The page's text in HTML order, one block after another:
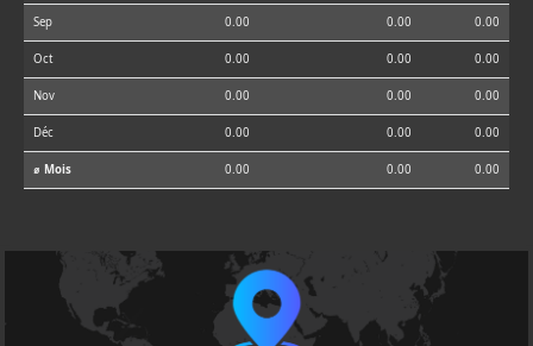
Sep 0.00 0.00 0.00
Oct 0.00 0.00 0.00
Nov 0.00 0.00 0.00
Déc 0.00 0.00 0.00
⌀ Mois 0.00 0.00 0.00